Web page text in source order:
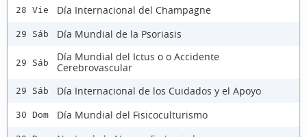
28 Vie Día Internacional del Champagne
29 Sáb Día Mundial de la Psoriasis
29 Sáb
Día Mundial del Ictus o o Accidente
Cerebrovascular
29 Sáb Día Internacional de los Cuidados y el Apoyo
30 Dom Día Mundial del Fisicoculturismo